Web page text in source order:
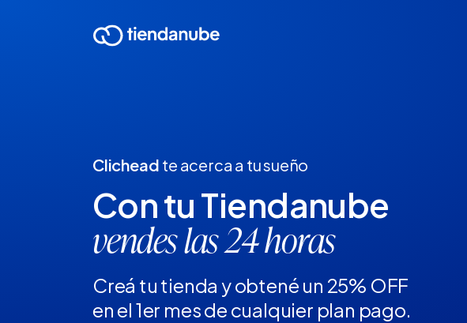
Clichead te acerca a tu sueño
Con tu Tiendanube
vendes las 24 horas
Creá tu tienda y obtené un 25% OFF
en el 1er mes de cualquier plan pago.